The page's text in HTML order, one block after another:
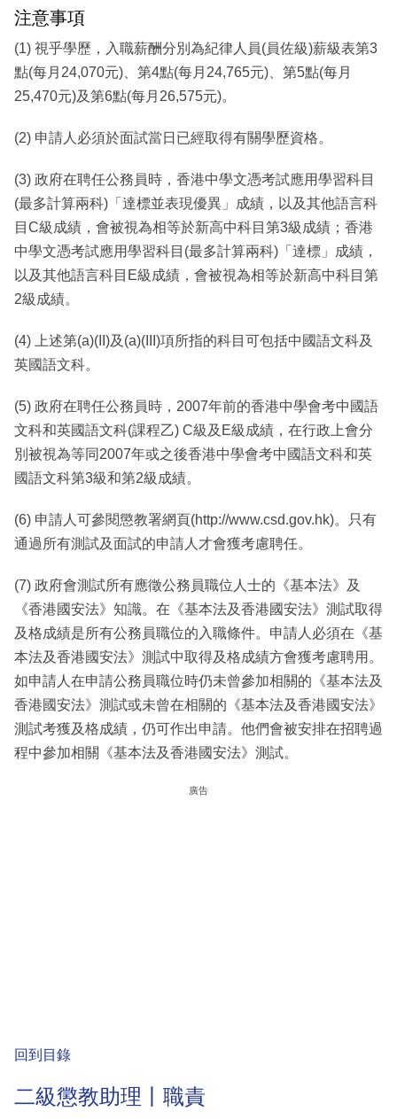
注意事項
(1) 視乎學歷，入職薪酬分別為紀律人員(員佐級)薪級表第3
點(每月24,070元)、第4點(每月24,765元)、第5點(每月
25,470元)及第6點(每月26,575元)。
(2) 申請人必須於面試當日已經取得有關學歷資格。
(3) 政府在聘任公務員時，香港中學文憑考試應用學習科目
(最多計算兩科)「達標並表現優異」成績，以及其他語言科
目C級成績，會被視為相等於新高中科目第3級成績；香港
中學文憑考試應用學習科目(最多計算兩科)「達標」成績，
以及其他語言科目E級成績，會被視為相等於新高中科目第
2級成績。
(4) 上述第(a)(II)及(a)(III)項所指的科目可包括中國語文科及
英國語文科。
(5) 政府在聘任公務員時，2007年前的香港中學會考中國語
文科和英國語文科(課程乙) C級及E級成績，在行政上會分
別被視為等同2007年或之後香港中學會考中國語文科和英
國語文科第3級和第2級成績。
(6) 申請人可參閱懲教署網頁(http://www.csd.gov.hk)。只有
通過所有測試及面試的申請人才會獲考慮聘任。
(7) 政府會測試所有應徵公務員職位人士的《基本法》及
《香港國安法》知識。在《基本法及香港國安法》測試取得
及格成績是所有公務員職位的入職條件。申請人必須在《基
本法及香港國安法》測試中取得及格成績方會獲考慮聘用。
如申請人在申請公務員職位時仍未曾參加相關的《基本法及
香港國安法》測試或未曾在相關的《基本法及香港國安法》
測試考獲及格成績，仍可作出申請。他們會被安排在招聘過
程中參加相關《基本法及香港國安法》測試。
廣告
回到目錄
二級懲教助理丨職責